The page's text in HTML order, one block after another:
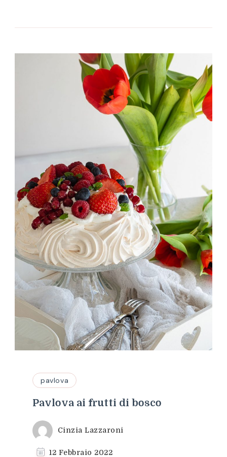
pavlova
Pavlova ai frutti di bosco
Cinzia Lazzaroni
12 Febbraio 2022